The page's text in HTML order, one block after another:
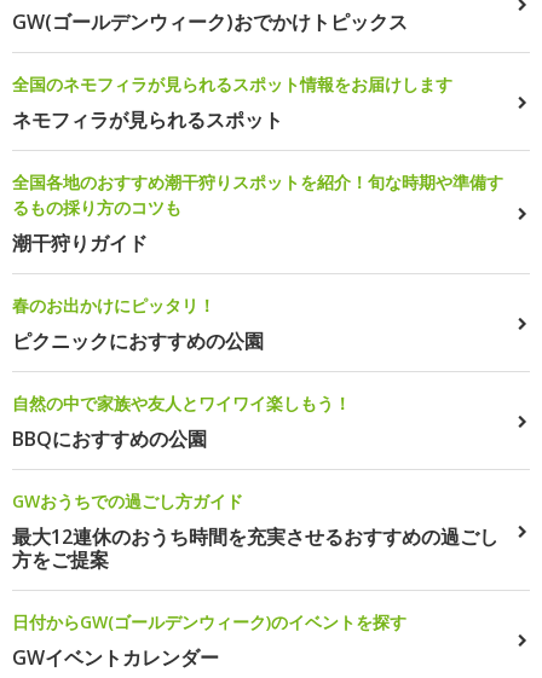
GW(ゴールデンウィーク)おでかけトピックス
全国のネモフィラが見られるスポット情報をお届けします
ネモフィラが見られるスポット
全国各地のおすすめ潮干狩りスポットを紹介！旬な時期や準備す
るもの採り方のコツも
潮干狩りガイド
春のお出かけにピッタリ！
ピクニックにおすすめの公園
自然の中で家族や友人とワイワイ楽しもう！
BBQにおすすめの公園
GWおうちでの過ごし方ガイド
最大12連休のおうち時間を充実させるおすすめの過ごし
方をご提案
日付からGW(ゴールデンウィーク)のイベントを探す
GWイベントカレンダー